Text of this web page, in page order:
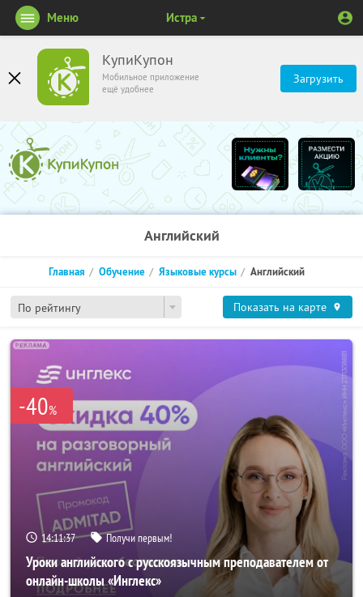
КупиКупон
Мобильное приложение
ещё удобнее
Загрузить
Меню Истра
Английский
По рейтингу
Главная Обучение Языковые курсы Английский
Показать на карте
-40%
14:11:37 Получи первым!
Уроки английского с русскоязычным преподавателем от
онлайн-школы «Инглекс»